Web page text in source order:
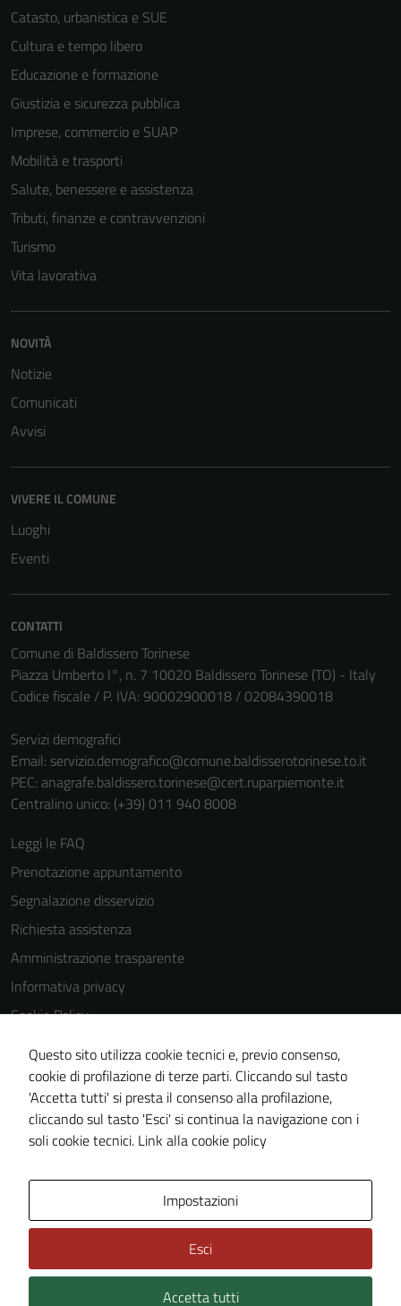
Catasto, urbanistica e SUE
Cultura e tempo libero
Educazione e formazione
Giustizia e sicurezza pubblica
Imprese, commercio e SUAP
Mobilità e trasporti
Salute, benessere e assistenza
Tributi, finanze e contravvenzioni
Turismo
Vita lavorativa
NOVITÀ
Notizie
Comunicati
Avvisi
VIVERE IL COMUNE
Luoghi
Eventi
CONTATTI
Comune di Baldissero Torinese
Piazza Umberto I°, n. 7 10020 Baldissero Torinese (TO) - Italy
Codice fiscale / P. IVA: 90002900018 / 02084390018
Servizi demografici
Email: servizio.demografico@comune.baldisserotorinese.to.it
PEC: anagrafe.baldissero.torinese@cert.ruparpiemonte.it
Centralino unico: (+39) 011 940 8008
Leggi le FAQ
Prenotazione appuntamento
Segnalazione disservizio
Richiesta assistenza
Amministrazione trasparente
Informativa privacy
Cookie Policy
Dichiarazione di accessibilità
Meccanismo di feedback
Piano di miglioramento del sito
Technical Design s.r.l.
Questo sito utilizza cookie tecnici e, previo consenso,
cookie di profilazione di terze parti. Cliccando sul tasto
'Accetta tutti' si presta il consenso alla profilazione,
cliccando sul tasto 'Esci' si continua la navigazione con i
soli cookie tecnici. Link alla cookie policy
Impostazioni
Esci
Accetta tutti
Questi cookie
sono necessari
per il